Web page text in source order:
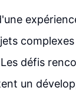
défis
un